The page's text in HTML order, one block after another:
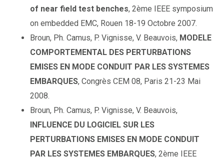
of near field test benches, 2ème IEEE symposium
on embedded EMC, Rouen 18-19 Octobre 2007.
Broun, Ph. Camus, P. Vignisse, V. Beauvois, MODELE
COMPORTEMENTAL DES PERTURBATIONS
EMISES EN MODE CONDUIT PAR LES SYSTEMES
EMBARQUES, Congrès CEM 08, Paris 21-23 Mai
2008.
Broun, Ph. Camus, P. Vignisse, V. Beauvois,
INFLUENCE DU LOGICIEL SUR LES
PERTURBATIONS EMISES EN MODE CONDUIT
PAR LES SYSTEMES EMBARQUES, 2ème IEEE